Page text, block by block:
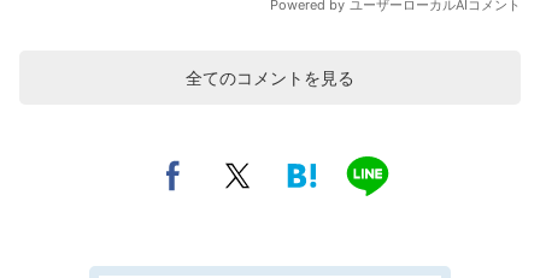
全てのコメントを見る